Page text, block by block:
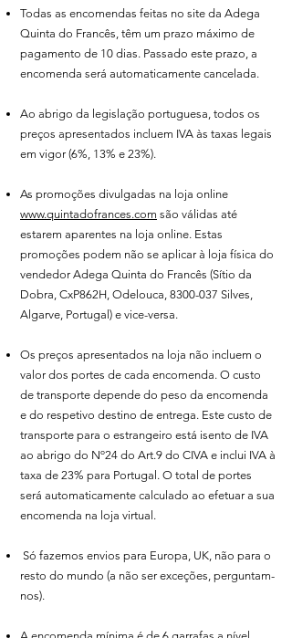
Todas as encomendas feitas no site da Adega
Quinta do Francês, têm um prazo máximo de
pagamento de 10 dias. Passado este prazo, a
encomenda será automaticamente cancelada.
Ao abrigo da legislação portuguesa, todos os
preços apresentados incluem IVA às taxas legais
em vigor (6%, 13% e 23%).
As promoções divulgadas na loja online
www.quintadofrances.com são válidas até
estarem aparentes na loja online. Estas
promoções podem não se aplicar à loja física do
vendedor Adega Quinta do Francês (Sítio da
Dobra, CxP862H, Odelouca, 8300-037 Silves,
Algarve, Portugal) e vice-versa.
Os preços apresentados na loja não incluem o
valor dos portes de cada encomenda. O custo
de transporte depende do peso da encomenda
e do respetivo destino de entrega. Este custo de
transporte para o estrangeiro está isento de IVA
ao abrigo do Nº24 do Art.9 do CIVA e inclui IVA à
taxa de 23% para Portugal. O total de portes
será automaticamente calculado ao efetuar a sua
encomenda na loja virtual.
Só fazemos envios para Europa, UK, não para o
resto do mundo (a não ser exceções, perguntam-
nos).